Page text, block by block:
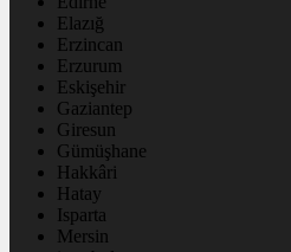
Elazığ
Erzincan
Erzurum
Eskişehir
Gaziantep
Giresun
Gümüşhane
Hakkâri
Hatay
Isparta
Mersin